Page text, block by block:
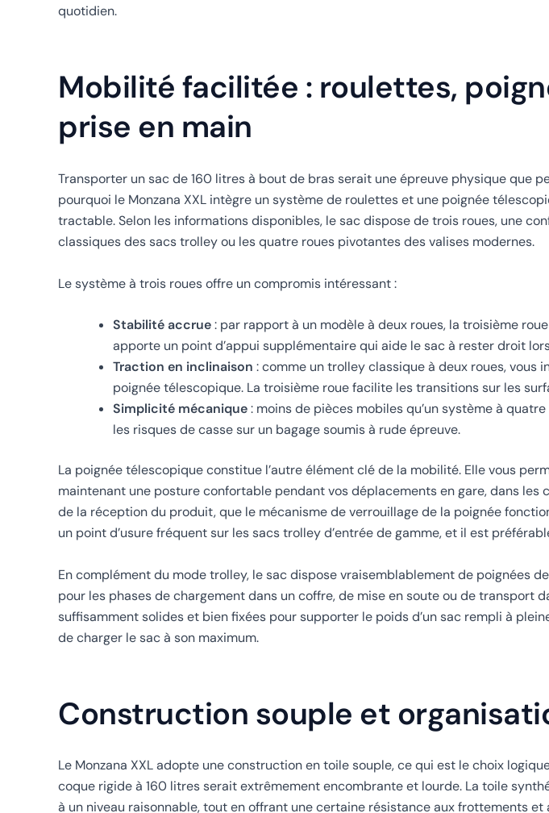
quotidien.
Mobilité facilitée : roulettes,
prise en main
Transporter un sac de 160 litres à bout de bras serait une épreuve physique que
pourquoi le Monzana XXL intègre un système de roulettes et une poignée
tractable. Selon les informations disponibles, le sac dispose de trois roues, une
classiques des sacs trolley ou les quatre roues pivotantes des valises modernes.
Le système à trois roues offre un compromis intéressant :
Stabilité accrue: par rapport à un modèle à deux roues, la troisième
apporte un point d’appui supplémentaire qui aide le sac à rester droit
Traction en inclinaison : comme un trolley classique à deux roues, vous
poignée télescopique. La troisième roue facilite les transitions sur les
Simplicité mécanique: moins de pièces mobiles qu’un système à
les risques de casse sur un bagage soumis à rude épreuve.
La poignée télescopique constitue l’autre élément clé de la mobilité. Elle vous
maintenant une posture confortable pendant vos déplacements en gare, dans les
de la réception du produit, que le mécanisme de verrouillage de la poignée
un point d’usure fréquent sur les sacs trolley d’entrée de gamme, et il est
En complément du mode trolley, le sac dispose vraisemblablement de poignées
pour les phases de chargement dans un coffre, de mise en soute ou de transport
suffisamment solides et bien fixées pour supporter le poids d’un sac rempli à
de charger le sac à son maximum.
Construction souple et
Le Monzana XXL adopte une construction en toile souple, ce qui est le choix
coque rigide à 160 litres serait extrêmement encombrante et lourde. La toile
à un niveau raisonnable, tout en offrant une certaine résistance aux frottements et